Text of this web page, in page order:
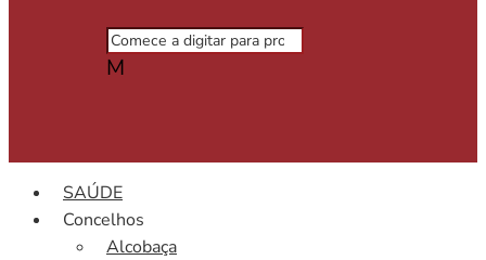
M
SAÚDE
Concelhos
Alcobaça